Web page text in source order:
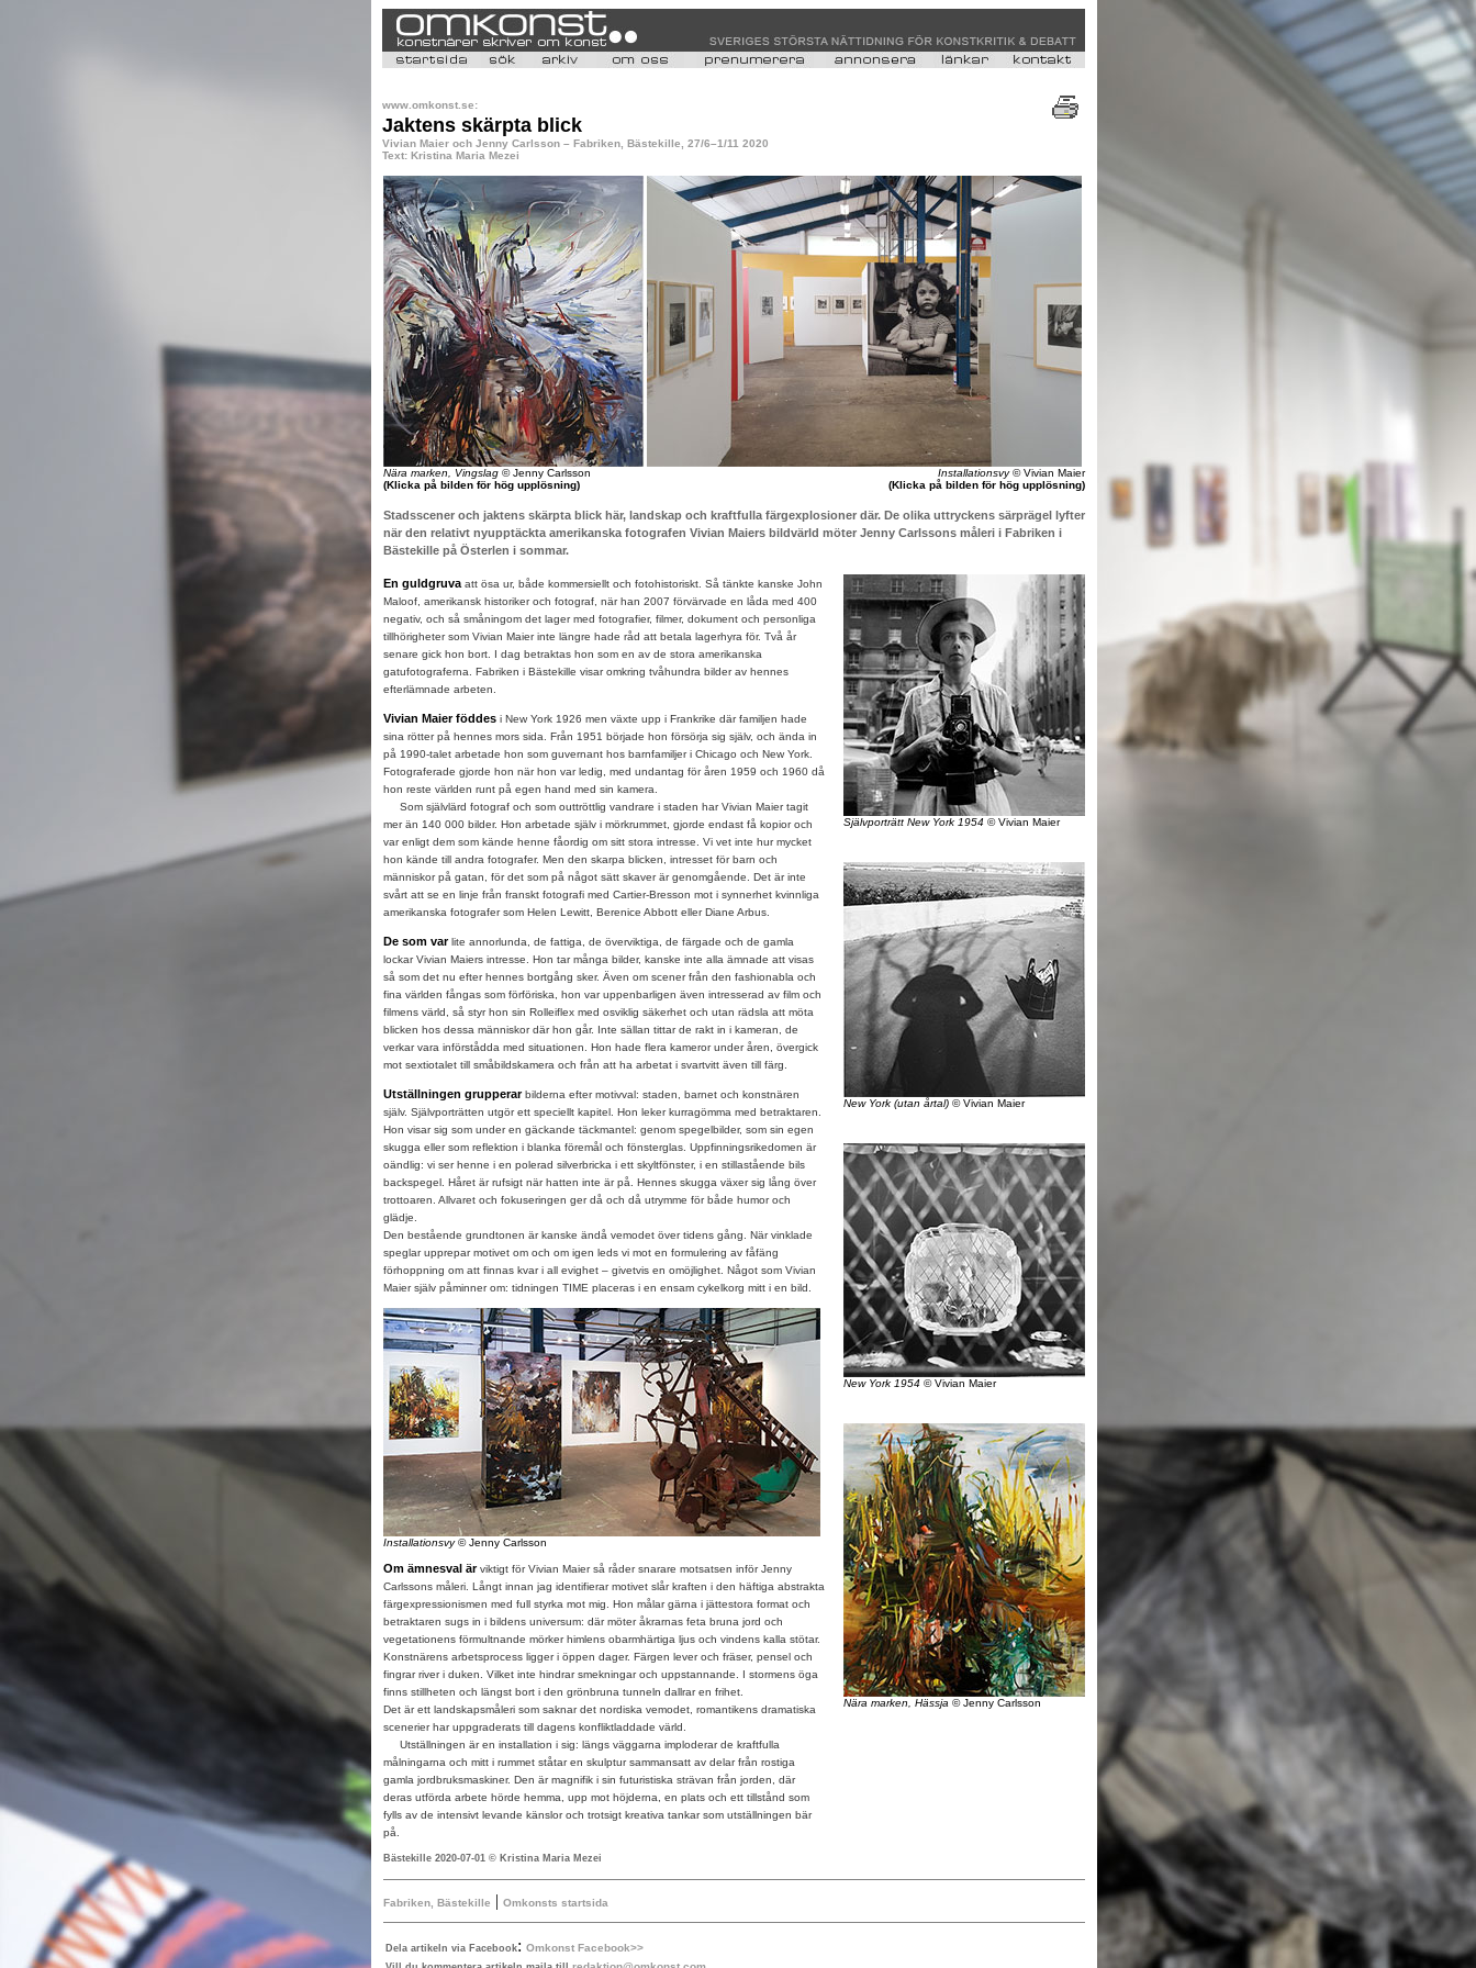
www.omkonst.se:
Jaktens skärpta blick
Vivian Maier och Jenny Carlsson – Fabriken, Bästekille, 27/6–1/11 2020
Text: Kristina Maria Mezei
Nära marken, Vingslag © Jenny Carlsson
(Klicka på bilden för hög upplösning)
Installationsvy© Vivian Maier
(Klicka på bilden för hög upplösning)
Stadsscener och jaktens skärpta blick här, landskap och kraftfulla färgexplosioner där. De olika uttryckens särprägel lyfter
när den relativt nyupptäckta amerikanska fotografen Vivian Maiers bildvärld möter Jenny Carlssons måleri i Fabriken i
Bästekille på Österlen i sommar.
En guldgruvaatt ösa ur, både kommersiellt och fotohistoriskt. Så tänkte kanske John
Maloof, amerikansk historiker och fotograf, när han 2007 förvärvade en låda med 400
negativ, och så småningom det lager med fotografier, filmer, dokument och personliga
tillhörigheter som Vivian Maier inte längre hade råd att betala lagerhyra för. Två år
senare gick hon bort. I dag betraktas hon som en av de stora amerikanska
gatufotograferna. Fabriken i Bästekille visar omkring tvåhundra bilder av hennes
efterlämnade arbeten.
Vivian Maier föddesi New York 1926 men växte upp i Frankrike där familjen hade
sina rötter på hennes mors sida. Från 1951 började hon försörja sig själv, och ända in
på 1990-talet arbetade hon som guvernant hos barnfamiljer i Chicago och New York.
Fotograferade gjorde hon när hon var ledig, med undantag för åren 1959 och 1960 då
hon reste världen runt på egen hand med sin kamera.
Som självlärd fotograf och som outtröttlig vandrare i staden har Vivian Maier tagit
mer än 140 000 bilder. Hon arbetade själv i mörkrummet, gjorde endast få kopior och
var enligt dem som kände henne fåordig om sitt stora intresse. Vi vet inte hur mycket
hon kände till andra fotografer. Men den skarpa blicken, intresset för barn och
människor på gatan, för det som på något sätt skaver är genomgående. Det är inte
svårt att se en linje från franskt fotografi med Cartier-Bresson mot i synnerhet kvinnliga
amerikanska fotografer som Helen Lewitt, Berenice Abbott eller Diane Arbus.
De som varlite annorlunda, de fattiga, de överviktiga, de färgade och de gamla
lockar Vivian Maiers intresse. Hon tar många bilder, kanske inte alla ämnade att visas
så som det nu efter hennes bortgång sker. Även om scener från den fashionabla och
fina världen fångas som förföriska, hon var uppenbarligen även intresserad av film och
filmens värld, så styr hon sin Rolleiflex med osviklig säkerhet och utan rädsla att möta
blicken hos dessa människor där hon går. Inte sällan tittar de rakt in i kameran, de
verkar vara införstådda med situationen. Hon hade flera kameror under åren, övergick
mot sextiotalet till småbildskamera och från att ha arbetat i svartvitt även till färg.
Utställningen grupperarbilderna efter motivval: staden, barnet och konstnären
själv. Självporträtten utgör ett speciellt kapitel. Hon leker kurragömma med betraktaren.
Hon visar sig som under en gäckande täckmantel: genom spegelbilder, som sin egen
skugga eller som reflektion i blanka föremål och fönsterglas. Uppfinningsrikedomen är
oändlig: vi ser henne i en polerad silverbricka i ett skyltfönster, i en stillastående bils
backspegel. Håret är rufsigt när hatten inte är på. Hennes skugga växer sig lång över
trottoaren. Allvaret och fokuseringen ger då och då utrymme för både humor och
glädje.
Den bestående grundtonen är kanske ändå vemodet över tidens gång. När vinklade
speglar upprepar motivet om och om igen leds vi mot en formulering av fåfäng
förhoppning om att finnas kvar i all evighet – givetvis en omöjlighet. Något som Vivian
Maier själv påminner om: tidningen TIME placeras i en ensam cykelkorg mitt i en bild.
Installationsvy© Jenny Carlsson
Om ämnesval ärviktigt för Vivian Maier så råder snarare motsatsen inför Jenny
Carlssons måleri. Långt innan jag identifierar motivet slår kraften i den häftiga abstrakta
färgexpressionismen med full styrka mot mig. Hon målar gärna i jättestora format och
betraktaren sugs in i bildens universum: där möter åkrarnas feta bruna jord och
vegetationens förmultnande mörker himlens obarmhärtiga ljus och vindens kalla stötar.
Konstnärens arbetsprocess ligger i öppen dager. Färgen lever och fräser, pensel och
fingrar river i duken. Vilket inte hindrar smekningar och uppstannande. I stormens öga
finns stillheten och längst bort i den grönbruna tunneln dallrar en frihet.
Det är ett landskapsmåleri som saknar det nordiska vemodet, romantikens dramatiska
scenerier har uppgraderats till dagens konfliktladdade värld.
Utställningen är en installation i sig: längs väggarna imploderar de kraftfulla
målningarna och mitt i rummet ståtar en skulptur sammansatt av delar från rostiga
gamla jordbruksmaskiner. Den är magnifik i sin futuristiska strävan från jorden, där
deras utförda arbete hörde hemma, upp mot höjderna, en plats och ett tillstånd som
fylls av de intensivt levande känslor och trotsigt kreativa tankar som utställningen bär
på.
Bästekille 2020-07-01 © Kristina Maria Mezei
Självporträtt New York 1954 © Vivian Maier
New York (utan årtal)© Vivian Maier
New York 1954 © Vivian Maier
Nära marken, Hässja © Jenny Carlsson
Fabriken, Bästekille | Omkonsts startsida
Dela artikeln via Facebook: Omkonst Facebook>>